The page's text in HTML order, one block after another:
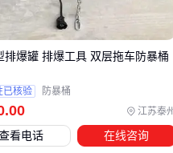
罐的工作压力通常高于普通
气筒
标准。改装前需确
.00 江苏泰
排爆罐 排爆工具 双层拖车防暴桶
已核验 防暴桶
看电话 在线咨询